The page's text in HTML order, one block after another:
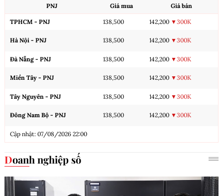
PNJ Giá mua Giá bán
TPHCM - PNJ 138,500 142,200 ▼300K
Hà Nội - PNJ 138,500 142,200 ▼300K
Đà Nẵng - PNJ 138,500 142,200 ▼300K
Miền Tây - PNJ 138,500 142,200 ▼300K
Tây Nguyên - PNJ 138,500 142,200 ▼300K
Đông Nam Bộ - PNJ 138,500 142,200 ▼300K
Cập nhật: 07/08/2026 22:00
Doanh nghiệp số